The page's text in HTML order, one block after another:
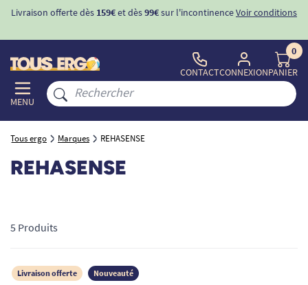
Livraison offerte dès 159€et dès99€sur l'incontinenceVoir conditions
MENU
CONTACTCONNEXION
0
PANIER
Tous ergo Marques REHASENSE
REHASENSE
5 Produits
Livraison offerte Nouveauté